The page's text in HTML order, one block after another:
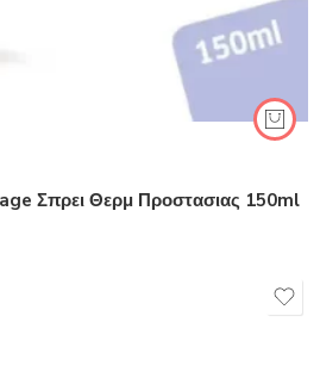
Σπρει Θερμ Προστασιας 150ml